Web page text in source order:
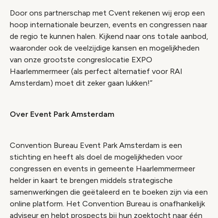
Door ons partnerschap met Cvent rekenen wij erop een
hoop internationale beurzen, events en congressen naar
de regio te kunnen halen. Kijkend naar ons totale aanbod,
waaronder ook de veelzijdige kansen en mogelijkheden
van onze grootste congreslocatie EXPO
Haarlemmermeer (als perfect alternatief voor RAI
Amsterdam) moet dit zeker gaan lukken!”
Over Event Park Amsterdam
Convention Bureau Event Park Amsterdam is een
stichting en heeft als doel de mogelijkheden voor
congressen en events in gemeente Haarlemmermeer
helder in kaart te brengen middels strategische
samenwerkingen die geëtaleerd en te boeken zijn via een
online platform. Het Convention Bureau is onafhankelijk
adviseur en helpt prospects bij hun zoektocht naar één